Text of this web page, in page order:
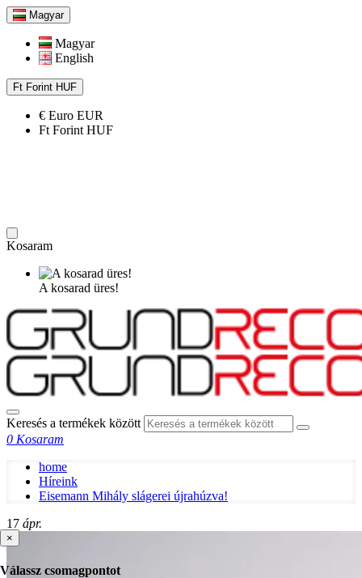
Magyar
Magyar
English
Ft Forint HUF
€ Euro EUR
Ft Forint HUF
Kosaram
A kosarad üres!
Keresés a termékek között
0 Kosaram
home
Híreink
Eisemann Mihály slágerei újrahúzva!
17 ápr.
×
Válassz csomagpontot